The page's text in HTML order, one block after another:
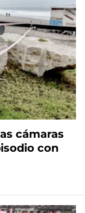
cámaras
con